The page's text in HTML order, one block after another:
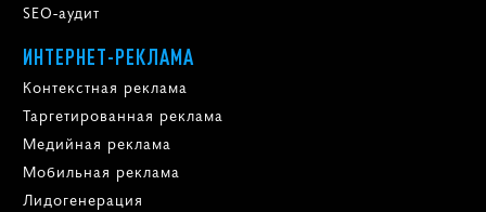
SEO-аудит
ИНТЕРНЕТ-РЕКЛАМА
Контекстная реклама
Таргетированная реклама
Медийная реклама
Мобильная реклама
Лидогенерация